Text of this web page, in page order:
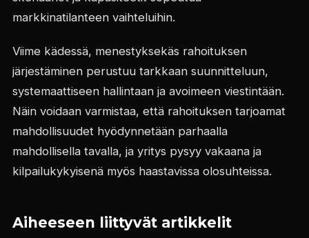
markkinatilanteen vaihteluihin.
Viime kädessä, menestyksekäs rahoituksen
järjestäminen perustuu tarkkaan suunnitteluun,
systemaattiseen hallintaan ja avoimeen viestintään.
Näin voidaan varmistaa, että rahoituksen tarjoamat
mahdollisuudet hyödynnetään parhaalla
mahdollisella tavalla, ja yritys pysyy vakaana ja
kilpailukykyisenä myös haastavissa olosuhteissa.
Aiheeseen liittyvät artikkelit